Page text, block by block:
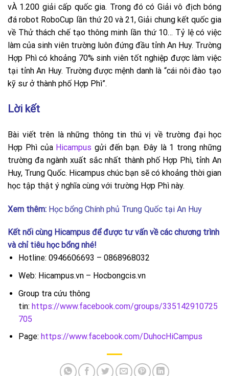
vÀ 1.200 giải cấp quốc gia. Trong đó có Giải vô địch bóng
đá robot RoboCup lần thứ 20 và 21, Giải chung kết quốc gia
về Thử thách chế tạo thông minh lần thứ 10… Tỷ lệ có việc
làm của sinh viên trường luôn đứng đầu tỉnh An Huy. Trường
Hợp Phì có khoảng 70% sinh viên tốt nghiệp được làm việc
tại tỉnh An Huy. Trường được mệnh danh là “cái nôi đào tạo
kỹ sư ở thành phố Hợp Phì”.
Lời kết
Bài viết trên là những thông tin thú vị về trường đại học
Hợp Phì của Hicampus gửi đến bạn. Đây là 1 trong những
trường đa ngành xuất sắc nhất thành phố Hợp Phì, tỉnh An
Huy, Trung Quốc. Hicampus chúc bạn sẽ có khoảng thời gian
học tập thật ý nghĩa cùng với trường Hợp Phì này.
Xem thêm: Học bổng Chính phủ Trung Quốc tại An Huy
Kết nối cùng Hicampus để được tư vấn về các chương trình
và chỉ tiêu học bổng nhé!
Hotline: 0946606693 – 0868968032
Web: Hicampus.vn – Hocbongcis.vn
Group tra cứu thông
tin: https://www.facebook.com/groups/335142910725
705
Page: https://www.facebook.com/DuhocHiCampus